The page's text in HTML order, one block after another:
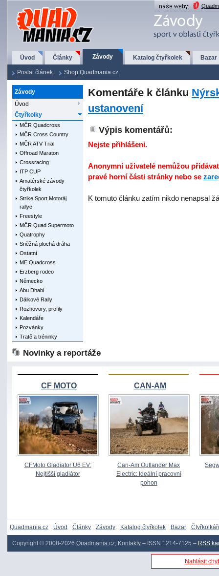
QuadMania.cz
Úvod Články Závody Katalog čtyřkolek Bazar
Poslat článek Shop Quadmania.cz
Závody
Úvod
Čtyřkolky
MČR Quadcross
MČR Cross Country
MČR ATV Trial
Offroad Maraton
Crossracing
ITP CUP
Amatérské závody
čtyřkolek
Strike Sport Motoráj
rallye
Freestyle
MČR Quad Supermoto
Quatrophy
Sněžná plochá dráha
Ostatní
ME Quadcross
Erzberg rodeo
Německo
Abu Dhabi
Dálkové Rally
Rozhovory, profily
Kalendáře
Pozvánky
Tratě a tréninky
Komentáře k článku
ustanovení
Výpis komentářů:
Nejste přihlášeni.
Anonymní uživatelé nemůžou
pravé horní části stránky nebo se
K tomuto článku zatím nikdo nenapsal
Novinky a reportáže
CF MOTO
CFMoto Gladiator U6 EV:
Nejtišší gladiátor
CAN-AM
Can-Am Outlander Max
Electric: Ideální pracovní
pohon
Quadmania.cz Úvod Články Závody Katalog čtyřkolek Bazar Čtyřkolkáři
Copyright © 2008-2026 Quadmania.cz, Kontakty – ISSN 1214-7125 – RSS
Nahlásit